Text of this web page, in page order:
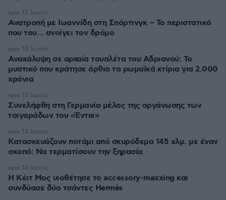
Ανατροπή με Ιωαννίδη στη Σπόρτινγκ – Το περιστατικό
που του… ανοίγει τον δρόμο
πριν 12 λεπτά
Ανακάλυψη σε αρχαία τουαλέτα του Αδριανού: Το
μυστικό που κράτησε όρθια τα ρωμαϊκά κτίρια για 2.000
χρόνια
πριν 13 λεπτά
Συνελήφθη στη Γερμανία μέλος της οργάνωσης των
τσιγαράδων του «Έντικ»
πριν 13 λεπτά
Κατασκευάζουν ποτάμι από σκυρόδεμα 145 χλμ. με έναν
σκοπό: Να τερματίσουν την ξηρασία
πριν 13 λεπτά
Η Κέιτ Μος υιοθέτησε τo accessory-maxxing και
συνδύασε δύο τσάντες Hermès
πριν 16 λεπτά